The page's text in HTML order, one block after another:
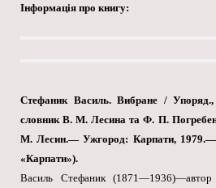
Інформація про книгу:
Стефаник Василь. Вибране / Упоряд.,
словник В. М. Лесина та Ф. П.
М. Лесин.— Ужгород: Карпати, 1979.—
«Карпати»).
Василь Стефаник (1871—1936)—автор